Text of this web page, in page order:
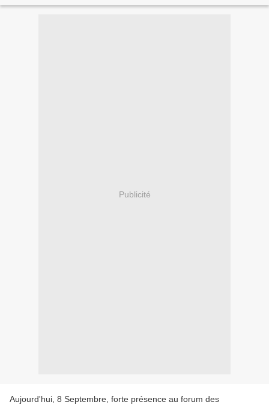
Publicité
Aujourd'hui, 8 Septembre, forte présence au forum des